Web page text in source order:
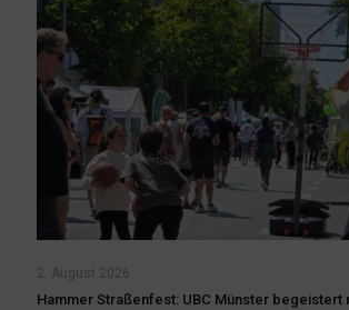
2. August 2026
Hammer Straßenfest: UBC Münster begeistert